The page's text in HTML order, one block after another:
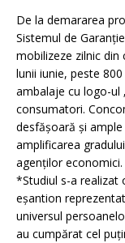
De la demararea
Sistemul de
mobilizeze zilnic din
lunii iunie, peste
ambalaje cu logo-ul
consumatori.
desfășoară și
amplificarea
agenților economici.
*Studiul s-a realizat
eșantion
universul
au cumpărat cel